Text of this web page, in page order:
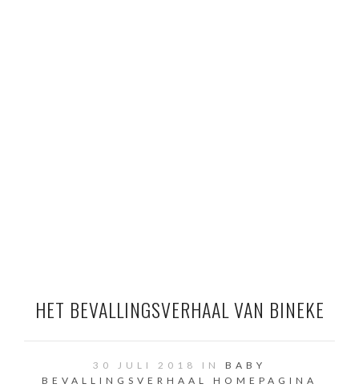
HET BEVALLINGSVERHAAL VAN BINEKE
30 JULI 2018 IN BABY
BEVALLINGSVERHAAL
HOMEPAGINA